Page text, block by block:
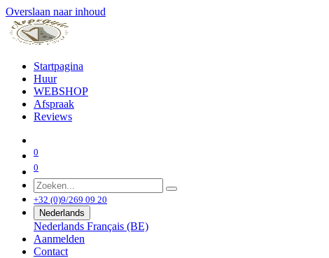
Overslaan naar inhoud
Startpagina
Huur
WEBSHOP
Afspraak
Reviews
0
0
+32 (0)9/269 09 20
Nederlands
Nederlands Français (BE)
Aanmelden
Contact